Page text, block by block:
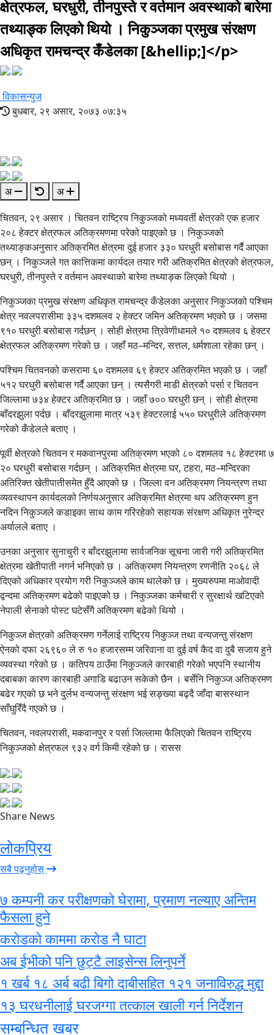
क्षेत्रफल, घरधुरी, तीनपुस्ते र वर्तमान अवस्थाको बारेमा
तथ्याङ्क लिएको थियो । निकुञ्जका प्रमुख संरक्षण
अधिकृत रामचन्द्र कँडेलका [&hellip;]</p>
विकासन्युज
बुधबार, २९ असार, २०७३ ०७:३५
अ
अ
चितवन, २९ असार । चितवन राष्ट्रिय निकुञ्जको मध्यवर्ती क्षेत्रको एक हजार
२०८ हेक्टर क्षेत्रफल अतिक्रमणमा परेको पाइएको छ । निकुञ्जको
तथ्याङ्कअनुसार अतिक्रमित क्षेत्रमा दुई हजार ३३० घरधुरी बसोबास गर्दै आएका
छन् । निकुञ्जले गत कात्तिकमा कार्यदल तयार गरी अतिक्रमित क्षेत्रको क्षेत्रफल,
घरधुरी, तीनपुस्ते र वर्तमान अवस्थाको बारेमा तथ्याङ्क लिएको थियो ।
निकुञ्जका प्रमुख संरक्षण अधिकृत रामचन्द्र कँडेलका अनुसार निकुञ्जको पश्चिम
क्षेत्र नवलपरासीमा ३३५ दशमलव २ हेक्टर जमिन अतिक्रमण भएको छ । जसमा
९१० घरधुरी बसोबास गर्दछन् । सोही क्षेत्रमा त्रिवेणीधामले १० दशमलव ६ हेक्टर
क्षेत्रफल अतिक्रमण गरेको छ । जहाँ मठ–मन्दिर, सत्तल, धर्मशाला रहेका छन् ।
पश्चिम चितवनको कसरामा ६० दशमलव ६९ हेक्टर अतिक्रमित भएको छ । जहाँ
५१२ घरधुरी बसोबास गर्दै आएका छन् । त्यसैगरी माडी क्षेत्रको पर्सा र चितवन
जिल्लामा ७३४ हेक्टर अतिक्रमित छ । जहाँ ७०० घरधुरी छन् । सोही क्षेत्रमा
बाँदरझुला पर्दछ । बाँदरझुलामा मात्र ५३९ हेक्टरलाई ५५० घरधुरीले अतिक्रमण
गरेको कँडेलले बताए ।
पूर्वी क्षेत्रको चितवन र मकवानपुरमा अतिक्रमण भएको ८० दशमलव १८ हेक्टरमा ७
२० घरधुरी बसोबास गर्दछन् । अतिक्रमित क्षेत्रमा घर, टहरा, मठ–मन्दिरका
अतिरिक्त खेतीपातीसमेत हुँदै आएको छ । जिल्ला वन अतिक्रमण नियन्त्रण तथा
व्यवस्थापन कार्यदलको निर्णयअनुसार अतिक्रमित क्षेत्रमा थप अतिक्रमण हुन
नदिन निकुञ्जले कडाइका साथ काम गरिरहेको सहायक संरक्षण अधिकृत नुरेन्द्र
अर्यालले बताए ।
उनका अनुसार सुनाचुरी र बाँदरझुलामा सार्वजनिक सूचना जारी गरी अतिक्रमित
क्षेत्रमा खेतीपाती नगर्न भनिएको छ । अतिक्रमण नियन्त्रण रणनीति २०६८ ले
दिएको अधिकार प्रयोग गरी निकुञ्जले काम थालेको छ । मुख्यरुपमा माओवादी
द्वन्दमा अतिक्रमण बढेको पाइएको छ । निकुञ्जका कर्मचारी र सुरक्षार्थ खटिएको
नेपाली सेनाको पोस्ट घटेसँगै अतिक्रमण बढेको थियो ।
निकुञ्ज क्षेत्रको अतिक्रमण गर्नेलाई राष्ट्रिय निकुञ्ज तथा वन्यजन्तु संरक्षण
ऐनको दफा २६९६० ले रु १० हजारसम्म जरिवाना वा दुई वर्ष कैद वा दुबै सजाय हुने
व्यवस्था गरेको छ । कतिपय ठाउँमा निकुञ्जले कारबाही गरेको भएपनि स्थानीय
दबाबका कारण कारबाही अगाडि बढाउन सकेको छैन । बर्सेनि निकुञ्ज अतिक्रमण
बढेर गएको छ भने दुर्लभ वन्यजन्तु संरक्षण भई सङ्ख्या बढ्दै जाँदा बासस्थान
साँघुरिँदै गएको छ ।
चितवन, नवलपरासी, मकवानपुर र पर्सा जिल्लामा फैलिएको चितवन राष्ट्रिय
निकुञ्जको क्षेत्रफल ९३२ वर्ग किमी रहेको छ । रासस
Share News
लोकप्रिय
सबै पढ्नुहोस्
७ कम्पनी कर परीक्षणको घेरामा, प्रमाण नल्याए अन्तिम
फैसला हुने
करोडको काममा करोड नै घाटा
अब ईभीको पनि छुट्टै लाइसेन्स लिनुपर्ने
१ खर्ब १८ अर्ब बढी बिगो दाबीसहित १२१ जनाविरुद्ध मुद्दा
१३ घरधनीलाई घरजग्गा तत्काल खाली गर्न निर्देशन
सम्बन्धित खबर